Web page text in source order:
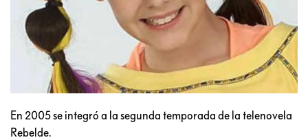
En 2005 se integró a la segunda temporada de la telenovela
Rebelde.